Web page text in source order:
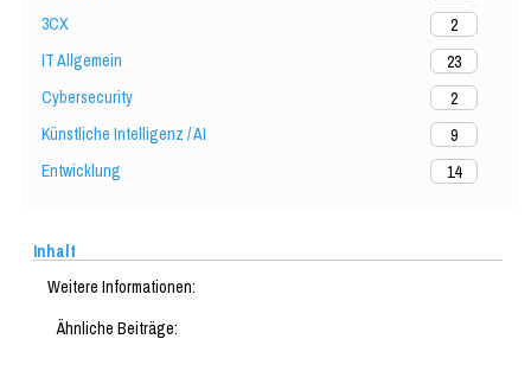
3CX
2
IT Allgemein
23
Cybersecurity
2
Künstliche Intelligenz / AI
9
Entwicklung
14
Inhalt
Weitere Informationen:
Ähnliche Beiträge: